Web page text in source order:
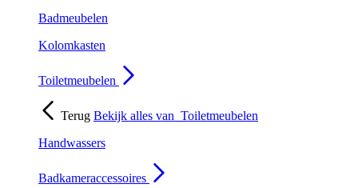
Badmeubelen
Kolomkasten
Toiletmeubelen
Terug Bekijk alles van Toiletmeubelen
Handwassers
Badkameraccessoires